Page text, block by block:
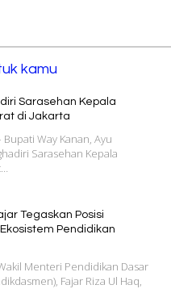
kamu
Sarasehan Kepala
di Jakarta
Bupati Way Kanan, Ayu
Sarasehan Kepala
Tegaskan Posisi
Pendidikan
Menteri Pendidikan Dasar
Fajar Riza Ul Haq,